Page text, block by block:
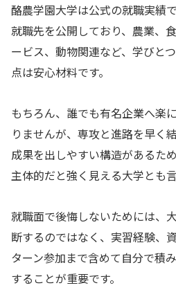
酪農学園大学は公式の就職実績
就職先を公開しており、農業、
ービス、動物関連など、学びと
点は安心材料です。
もちろん、誰でも有名企業へ楽
りませんが、専攻と進路を早く
成果を出しやすい構造があるた
主体的だと強く見える大学とも言
就職面で後悔しないためには、
断するのではなく、実習経験、
ターン参加まで含めて自分で積
することが重要です。